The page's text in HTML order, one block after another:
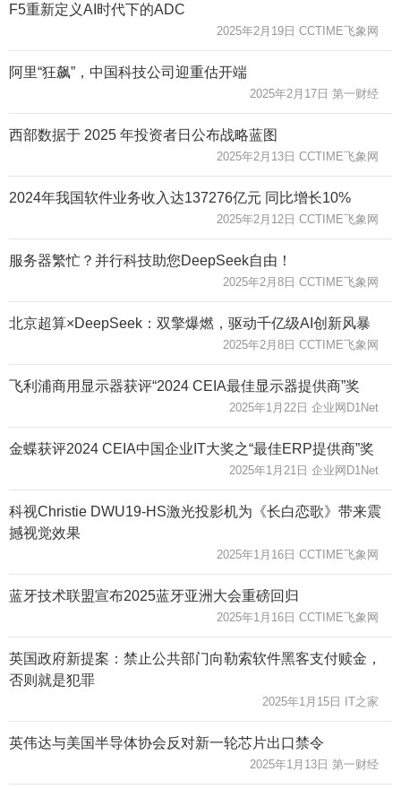
F5重新定义AI时代下的ADC
2025年2月19日 CCTIME飞象网
阿里“狂飙”，中国科技公司迎重估开端
2025年2月17日 第一财经
西部数据于 2025 年投资者日公布战略蓝图
2025年2月13日 CCTIME飞象网
2024年我国软件业务收入达137276亿元 同比增长10%
2025年2月12日 CCTIME飞象网
服务器繁忙？并行科技助您DeepSeek自由！
2025年2月8日 CCTIME飞象网
北京超算×DeepSeek：双擎爆燃，驱动千亿级AI创新风暴
2025年2月8日 CCTIME飞象网
飞利浦商用显示器获评“2024 CEIA最佳显示器提供商”奖
2025年1月22日 企业网D1Net
金蝶获评2024 CEIA中国企业IT大奖之“最佳ERP提供商”奖
2025年1月21日 企业网D1Net
科视Christie DWU19-HS激光投影机为《长白恋歌》带来震
撼视觉效果
2025年1月16日 CCTIME飞象网
蓝牙技术联盟宣布2025蓝牙亚洲大会重磅回归
2025年1月16日 CCTIME飞象网
英国政府新提案：禁止公共部门向勒索软件黑客支付赎金，
否则就是犯罪
2025年1月15日 IT之家
英伟达与美国半导体协会反对新一轮芯片出口禁令
2025年1月13日 第一财经